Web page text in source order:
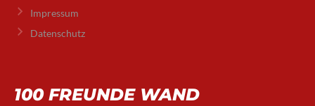
Impressum
Datenschutz
100 FREUNDE WAND